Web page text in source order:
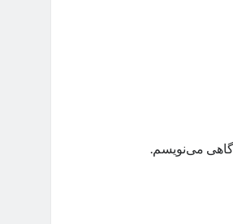
می‌نویسم.